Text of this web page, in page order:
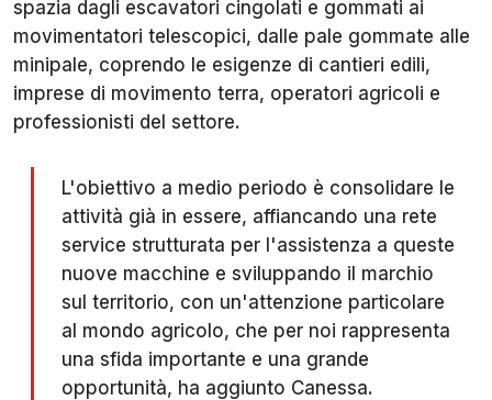
spazia dagli escavatori cingolati e gommati ai
movimentatori telescopici, dalle pale gommate alle
minipale, coprendo le esigenze di cantieri edili,
imprese di movimento terra, operatori agricoli e
professionisti del settore.
L'obiettivo a medio periodo è consolidare le
attività già in essere, affiancando una rete
service strutturata per l'assistenza a queste
nuove macchine e sviluppando il marchio
sul territorio, con un'attenzione particolare
al mondo agricolo, che per noi rappresenta
una sfida importante e una grande
opportunità, ha aggiunto Canessa.